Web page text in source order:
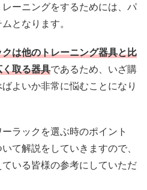
ーニングをするためには、パ
となります。
は他のトレーニング器具と比
取る器具であるため、いざ購
よいか非常に悩むことになり
ラックを選ぶ時のポイント
て解説をしていきますので、
いる皆様の参考にしていただ